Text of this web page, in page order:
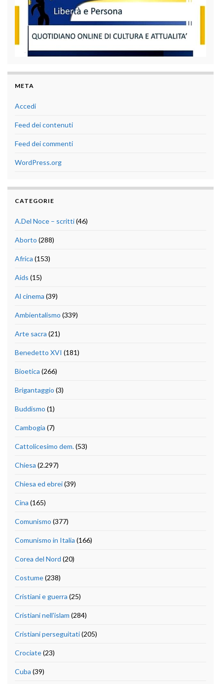
META
Accedi
Feed dei contenuti
Feed dei commenti
WordPress.org
CATEGORIE
A.Del Noce – scritti(46)
Aborto (288)
Africa (153)
Aids (15)
Al cinema (39)
Ambientalismo (339)
Arte sacra (21)
Benedetto XVI (181)
Bioetica (266)
Brigantaggio (3)
Buddismo (1)
Cambogia (7)
Cattolicesimo dem.(53)
Chiesa (2.297)
Chiesa ed ebrei(39)
Cina (165)
Comunismo (377)
Comunismo in Italia (166)
Corea del Nord (20)
Costume(238)
Cristiani e guerra (25)
Cristiani nell'islam (284)
Cristiani perseguitati(205)
Crociate(23)
Cuba (39)